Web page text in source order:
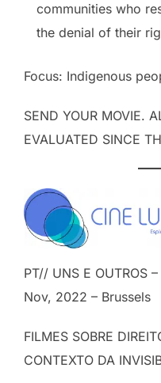
communities who
the denial of their
Focus: Indigenous
SEND YOUR MOVIE.
EVALUATED SINCE
PT// UNS E OUTROS
Nov, 2022 – Brussels
FILMES SOBRE
CONTEXTO DA